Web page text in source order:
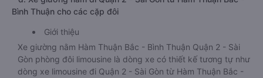
Bình Thuận cho các cặp đôi
Giới thiệu
Xe giường nằm Hàm Thuận Bắc - Bình Thuận Quận 2 - Sài
Gòn phòng đôi limousine là dòng xe có thiết kế tương tự như
dòng xe limousine đi Quận 2 - Sài Gòn từ Hàm Thuận Bắc -